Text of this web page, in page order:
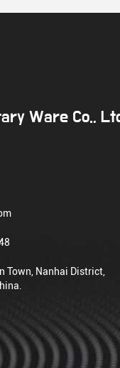
Ware Co.,
Town, Nanhai District,